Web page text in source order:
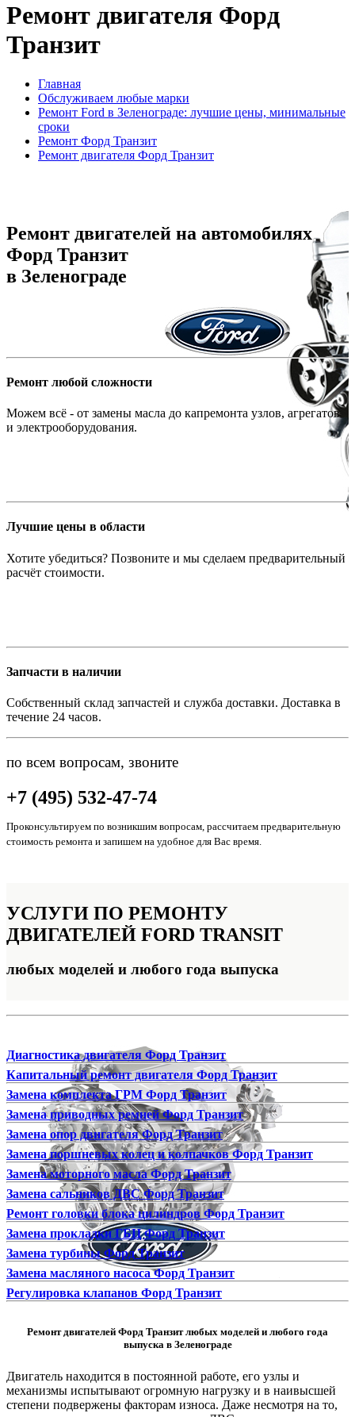
Ремонт двигателя Форд
Транзит
Главная
Обслуживаем любые марки
Ремонт Ford в Зеленограде: лучшие цены, минимальные
сроки
Ремонт Форд Транзит
Ремонт двигателя Форд Транзит
Ремонт двигателей на автомобилях
Форд Транзит
в Зеленограде
Ремонт любой сложности
Можем всё - от замены масла до капремонта узлов, агрегатов
и электрооборудования.
Лучшие цены в области
Хотите убедиться? Позвоните и мы сделаем предварительный
расчёт стоимости.
Запчасти в наличии
Собственный склад запчастей и служба доставки. Доставка в
течение 24 часов.
по всем вопросам, звоните
+7 (495) 532-47-74
Проконсультируем по возникшим вопросам, рассчитаем предварительную
стоимость ремонта и запишем на удобное для Вас время.
УСЛУГИ ПО РЕМОНТУ
ДВИГАТЕЛЕЙ FORD TRANSIT
любых моделей и любого года выпуска
Диагностика двигателя Форд Транзит
Капитальный ремонт двигателя Форд Транзит
Замена комплекта ГРМ Форд Транзит
Замена приводных ремней Форд Транзит
Замена опор двигателя Форд Транзит
Замена поршневых колец и колпачков Форд Транзит
Замена моторного масла Форд Транзит
Замена сальников ДВС Форд Транзит
Ремонт головки блока цилиндров Форд Транзит
Замена прокладки ГБЦ Форд Транзит
Замена турбины Форд Транзит
Замена масляного насоса Форд Транзит
Регулировка клапанов Форд Транзит
Ремонт двигателей Форд Транзит любых моделей и любого года
выпуска в Зеленограде
Двигатель находится в постоянной работе, его узлы и
механизмы испытывают огромную нагрузку и в наивысшей
степени подвержены факторам износа. Даже несмотря на то,